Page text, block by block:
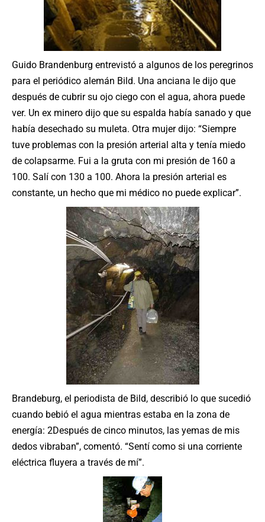
Guido Brandenburg entrevistó a algunos de los peregrinos
para el periódico alemán Bild. Una anciana le dijo que
después de cubrir su ojo ciego con el agua, ahora puede
ver. Un ex minero dijo que su espalda había sanado y que
había desechado su muleta. Otra mujer dijo: “Siempre
tuve problemas con la presión arterial alta y tenía miedo
de colapsarme. Fui a la gruta con mi presión de 160 a
100. Salí con 130 a 100. Ahora la presión arterial es
constante, un hecho que mi médico no puede explicar”.
Brandeburg, el periodista de Bild, describió lo que sucedió
cuando bebió el agua mientras estaba en la zona de
energía: 2Después de cinco minutos, las yemas de mis
dedos vibraban”, comentó. “Sentí como si una corriente
eléctrica fluyera a través de mí”.